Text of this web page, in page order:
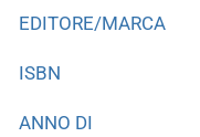
EDITORE/MARCA
ISBN
ANNO DI